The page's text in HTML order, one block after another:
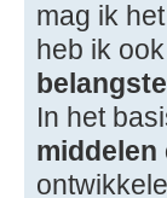
mag ik
heb ik
In het
middelen